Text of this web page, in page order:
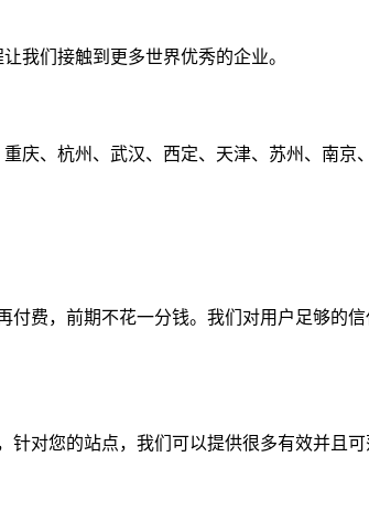
我们接触到更多世界优秀的企业。
庆、杭州、武汉、西定、天津、苏州、南
付费，前期不花一分钱。我们对用户足够的
针对您的站点，我们可以提供很多有效并且